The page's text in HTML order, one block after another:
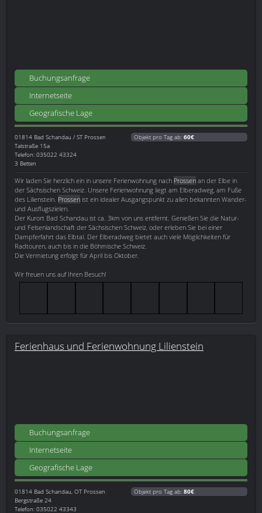
Buchungsanfrage
Internetseite
Geografische Lage
01814 Bad Schandau / ST Prossen
Talstraße 15a
Telefon: 035022 43324
3 Betten
Objekt pro Tag ab: 60€
Wir laden Sie herzlich ein in unsere Ferienwohnung nach Prossen an der Elbe in
der Sächsischen Schweiz. Unsere Ferienwohnung liegt am Elberadweg, am Fuße
des Lilienstein. Prossen ist ein idealer Ausgangspunkt zu allen bekannten Wander-
und Ausflugszielen.
Der Kurort Bad Schandau ist ca. 3km von uns entfernt. Genießen Sie die Natur-
und Felsenlandschaft der Sächsischen Schweiz, oder erleben Sie bei einer
Dampferfahrt das Elbtal. Der Elberadweg bietet auch viele Möglichkeiten für
Radtouren, auch bis in die Böhmische Schweiz.
Die Vermietung erfolgt für April bis Oktober.
Wir freuen uns auf Ihren Besuch!
Ferienhaus und Ferienwohnung Lilienstein
Buchungsanfrage
Internetseite
Geografische Lage
01814 Bad Schandau, OT Prossen
Bergstraße 24
Telefon: 035022 43343
Objekt pro Tag ab: 80€